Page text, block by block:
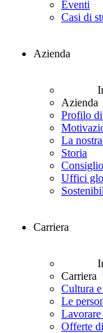
Eventi
Casi di
Azienda
Azienda
Profilo
La
Storia
Uffici
Carriera
Carriera
Cultura
Le
Offerte